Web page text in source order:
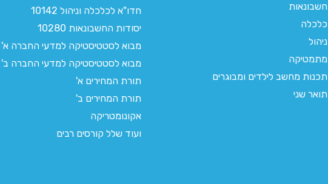
חשבונאות
כלכלה
ניהול
מתמטיקה
תכנות מחשב לילדים ומבוגרים
תואר שני
חדו"א לכלכלה וניהול 10142
יסודות החשבונאות 10280
מבוא לסטטיסטיקה למדעי החברה א'
מבוא לסטטיסטיקה למדעי החברה ב'
תורת המחירים א'
תורת המחירים ב'
אקונומטריקה
ועוד שלל קורסים רבים